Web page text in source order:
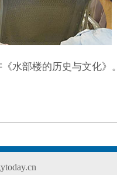
水部楼的历史与文化》。